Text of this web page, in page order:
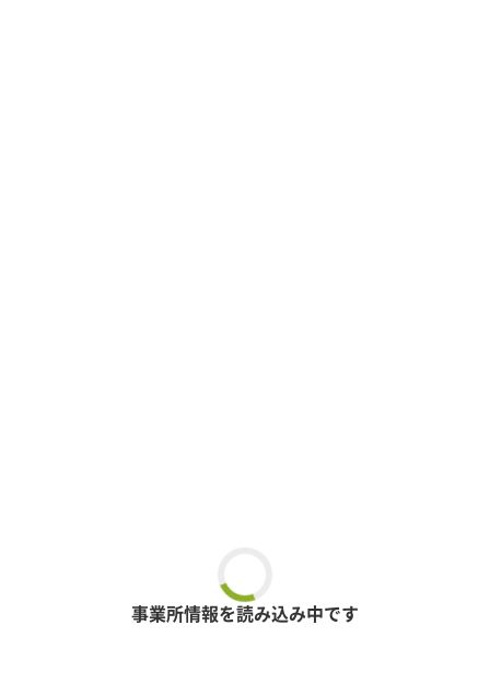
事業所情報を読み込み中です